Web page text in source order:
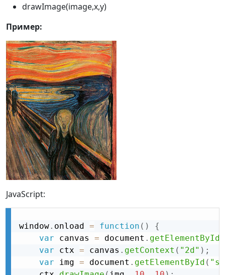
drawImage(image,x,y)
Пример:
JavaScript:
window. onload = function ( )
{
var canvas = document . getElementById
var ctx = canvas . getContext ( "2d" ) ;
var img = document . getElementById (